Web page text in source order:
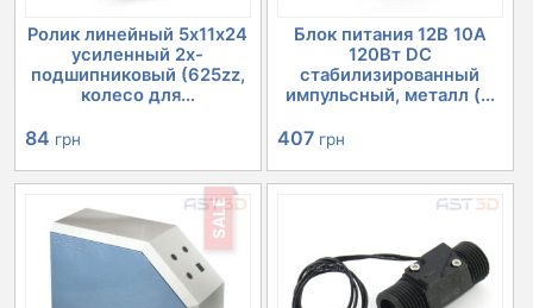
Ролик линейный 5х11х24
усиленный 2х-
подшипниковый (625zz,
колесо для...
84 грн
Блок питания 12В 10А
120Вт DC
стабилизированный
импульсный, металл (...
407 грн
SALE